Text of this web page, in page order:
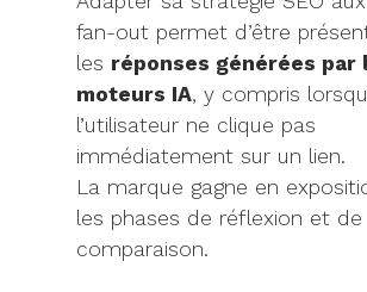
fan-out permet d’être
les réponses générées par
moteurs IA, y compris
l’utilisateur ne clique pas
immédiatement sur un lien.
La marque gagne en
les phases de réflexion et de
comparaison.